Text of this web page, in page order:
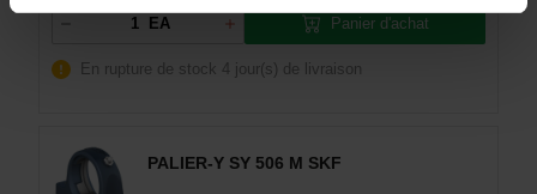
EA Panier d'achat
En rupture de stock 4 jour(s) de livraison
PALIER-Y SY 506 M SKF